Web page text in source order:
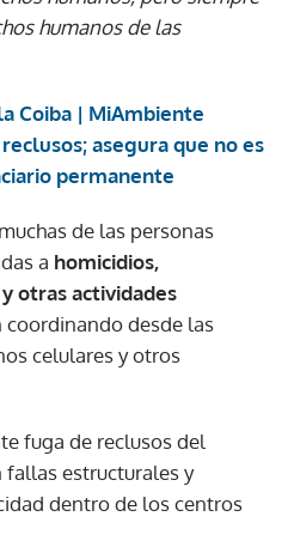
humanos de las
Coiba | MiAmbiente
asegura que no es
permanente
de las personas
a homicidios,
otras actividades
coordinando desde las
celulares y otros
fuga de reclusos del
estructurales y
dentro de los centros